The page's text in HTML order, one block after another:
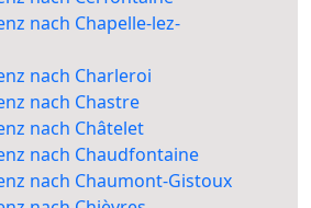
nach Chapelle-lez-
nach Charleroi
nach Chastre
nach Châtelet
nach Chaudfontaine
nach Chaumont-Gistoux